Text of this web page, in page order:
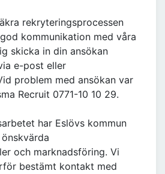
rekryteringsprocessen
kommunikation med våra
skicka in din ansökan
e-post eller
problem med ansökan var
Recruit 0771-10 10 29.
har Eslövs kommun
och marknadsföring. Vi
bestämt kontakt med